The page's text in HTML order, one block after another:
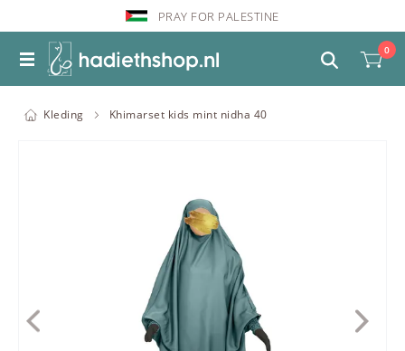
PRAY FOR PALESTINE
0
Kleding Khimarset kids mint nidha 40